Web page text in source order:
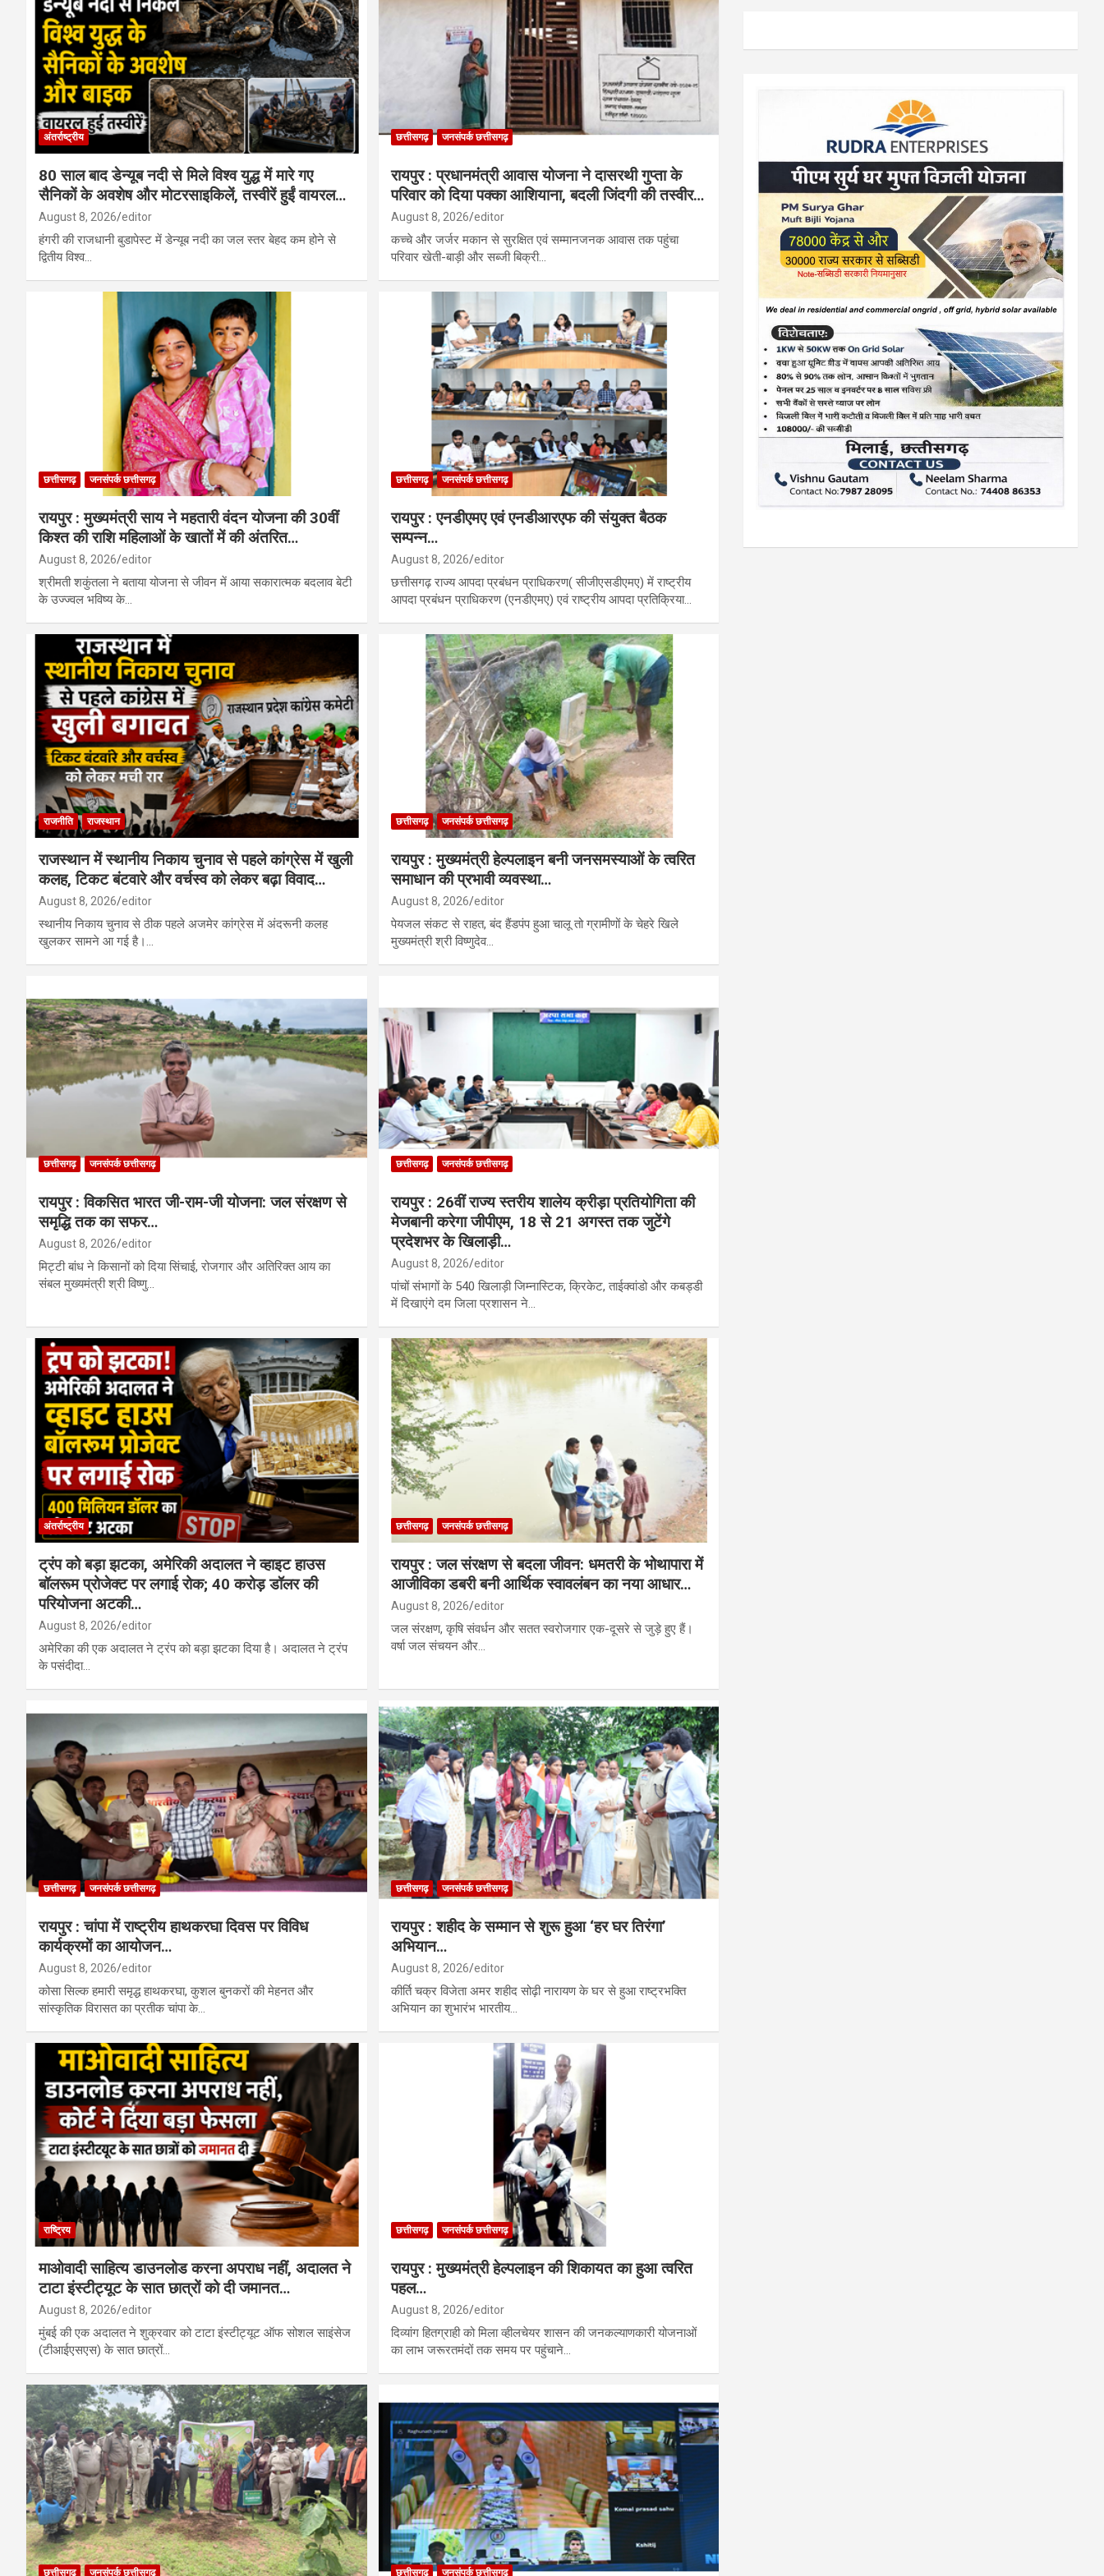
रायपुर : एनडीएमए एवं एनडीआरएफ की संयुक्त बैठक सम्पन्न…
राजस्थान में स्थानीय निकाय चुनाव से पहले कांग्रेस में खुली कलह, टिकट बंटवारे और वर्चस्व को लेकर बढ़ा विवाद…
अंतर्राष्ट्रीय
80 साल बाद डेन्यूब नदी से मिले विश्व युद्ध में मारे गए
सैनिकों के अवशेष और मोटरसाइकिलें, तस्वीरें हुईं वायरल…
August 8, 2026 editor
हंगरी की राजधानी बुडापेस्ट में डेन्यूब नदी का जल स्तर बेहद कम होने से
द्वितीय विश्व…
छत्तीसगढ़ जनसंपर्क छत्तीसगढ़
रायपुर : प्रधानमंत्री आवास योजना ने दासरथी गुप्ता के
परिवार को दिया पक्का आशियाना, बदली जिंदगी की तस्वीर…
August 8, 2026 editor
कच्चे और जर्जर मकान से सुरक्षित एवं सम्मानजनक आवास तक पहुंचा
परिवार खेती-बाड़ी और सब्जी बिक्री…
छत्तीसगढ़ जनसंपर्क छत्तीसगढ़
रायपुर : मुख्यमंत्री साय ने महतारी वंदन योजना की 30वीं
किश्त की राशि महिलाओं के खातों में की अंतरित…
August 8, 2026 editor
श्रीमती शकुंतला ने बताया योजना से जीवन में आया सकारात्मक बदलाव बेटी
के उज्ज्वल भविष्य के…
छत्तीसगढ़ जनसंपर्क छत्तीसगढ़
रायपुर : एनडीएमए एवं एनडीआरएफ की संयुक्त बैठक
सम्पन्न…
August 8, 2026 editor
छत्तीसगढ़ राज्य आपदा प्रबंधन प्राधिकरण( सीजीएसडीएमए) में राष्ट्रीय
आपदा प्रबंधन प्राधिकरण (एनडीएमए) एवं राष्ट्रीय आपदा प्रतिक्रिया…
राजनीति राजस्थान
राजस्थान में स्थानीय निकाय चुनाव से पहले कांग्रेस में खुली
कलह, टिकट बंटवारे और वर्चस्व को लेकर बढ़ा विवाद…
August 8, 2026 editor
स्थानीय निकाय चुनाव से ठीक पहले अजमेर कांग्रेस में अंदरूनी कलह
खुलकर सामने आ गई है।…
छत्तीसगढ़ जनसंपर्क छत्तीसगढ़
रायपुर : मुख्यमंत्री हेल्पलाइन बनी जनसमस्याओं के त्वरित
समाधान की प्रभावी व्यवस्था…
August 8, 2026 editor
पेयजल संकट से राहत, बंद हैंडपंप हुआ चालू तो ग्रामीणों के चेहरे खिले
मुख्यमंत्री श्री विष्णुदेव…
छत्तीसगढ़ जनसंपर्क छत्तीसगढ़
रायपुर : विकसित भारत जी-राम-जी योजना: जल संरक्षण से
समृद्धि तक का सफर…
August 8, 2026 editor
मिट्टी बांध ने किसानों को दिया सिंचाई, रोजगार और अतिरिक्त आय का
संबल मुख्यमंत्री श्री विष्णु…
छत्तीसगढ़ जनसंपर्क छत्तीसगढ़
रायपुर : 26वीं राज्य स्तरीय शालेय क्रीड़ा प्रतियोगिता की
मेजबानी करेगा जीपीएम, 18 से 21 अगस्त तक जुटेंगे
प्रदेशभर के खिलाड़ी…
August 8, 2026 editor
पांचों संभागों के 540 खिलाड़ी जिम्नास्टिक, क्रिकेट, ताईक्वांडो और कबड्डी
में दिखाएंगे दम जिला प्रशासन ने…
अंतर्राष्ट्रीय
ट्रंप को बड़ा झटका, अमेरिकी अदालत ने व्हाइट हाउस
बॉलरूम प्रोजेक्ट पर लगाई रोक; 40 करोड़ डॉलर की
परियोजना अटकी…
August 8, 2026 editor
अमेरिका की एक अदालत ने ट्रंप को बड़ा झटका दिया है। अदालत ने ट्रंप
के पसंदीदा…
छत्तीसगढ़ जनसंपर्क छत्तीसगढ़
रायपुर : जल संरक्षण से बदला जीवन: धमतरी के भोथापारा में
आजीविका डबरी बनी आर्थिक स्वावलंबन का नया आधार…
August 8, 2026 editor
जल संरक्षण, कृषि संवर्धन और सतत स्वरोजगार एक-दूसरे से जुड़े हुए हैं।
वर्षा जल संचयन और…
छत्तीसगढ़ जनसंपर्क छत्तीसगढ़
रायपुर : चांपा में राष्ट्रीय हाथकरघा दिवस पर विविध
कार्यक्रमों का आयोजन…
August 8, 2026 editor
कोसा सिल्क हमारी समृद्ध हाथकरघा, कुशल बुनकरों की मेहनत और
सांस्कृतिक विरासत का प्रतीक चांपा के…
छत्तीसगढ़ जनसंपर्क छत्तीसगढ़
रायपुर : शहीद के सम्मान से शुरू हुआ ‘हर घर तिरंगा’
अभियान…
August 8, 2026 editor
कीर्ति चक्र विजेता अमर शहीद सोढ़ी नारायण के घर से हुआ राष्ट्रभक्ति
अभियान का शुभारंभ भारतीय…
राष्ट्रिय
माओवादी साहित्य डाउनलोड करना अपराध नहीं, अदालत ने
टाटा इंस्टीट्यूट के सात छात्रों को दी जमानत…
August 8, 2026 editor
मुंबई की एक अदालत ने शुक्रवार को टाटा इंस्टीट्यूट ऑफ सोशल साइंसेज
(टीआईएसएस) के सात छात्रों…
छत्तीसगढ़ जनसंपर्क छत्तीसगढ़
रायपुर : मुख्यमंत्री हेल्पलाइन की शिकायत का हुआ त्वरित
पहल…
August 8, 2026 editor
दिव्यांग हितग्राही को मिला व्हीलचेयर शासन की जनकल्याणकारी योजनाओं
का लाभ जरूरतमंदों तक समय पर पहुंचाने…
छत्तीसगढ़ जनसंपर्क छत्तीसगढ़ छत्तीसगढ़ जनसंपर्क छत्तीसगढ़